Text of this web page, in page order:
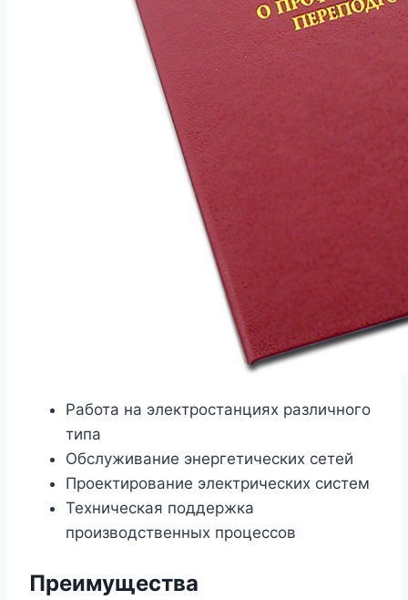
Работа на электростанциях различного
типа
Обслуживание энергетических сетей
Проектирование электрических систем
Техническая поддержка
производственных процессов
Преимущества